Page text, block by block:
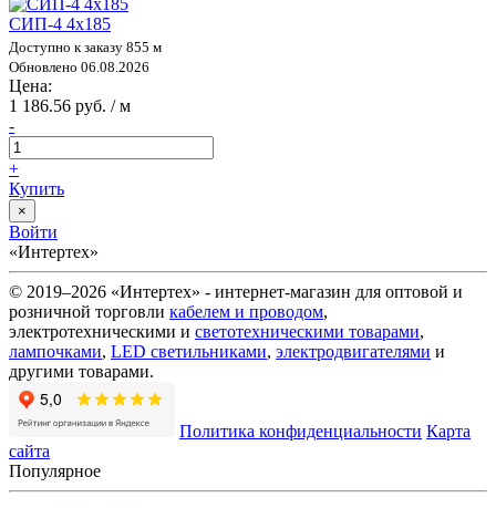
СИП-4 4х185
Доступно к заказу 855 м
Обновлено 06.08.2026
Цена:
1 186.56 руб. / м
-
+
Купить
×
Войти
«Интертех»
© 2019–2026 «Интертех» - интернет-магазин для оптовой и
розничной торговли кабелем и проводом,
электротехническими и светотехническими товарами,
лампочками, LED светильниками, электродвигателями и
другими товарами.
Политика конфиденциальности Карта
сайта
Популярное